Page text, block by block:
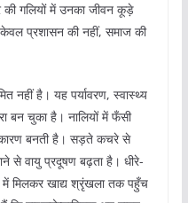
की गलियों में उनका जीवन कूड़े
प्रशासन की नहीं, समाज की
नहीं है। यह पर्यावरण, स्वास्थ्य
बन चुका है। नालियों में फँसी
बनती है। सड़ते कचरे से
से वायु प्रदूषण बढ़ता है। धीरे-
में मिलकर खाद्य श्रृंखला तक पहुँच